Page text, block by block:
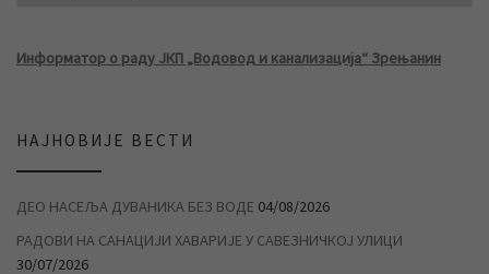
Информатор о раду ЈКП „Водовод и канализација“ Зрењанин
НАЈНОВИЈЕ ВЕСТИ
ДЕО НАСЕЉА ДУВАНИКА БЕЗ ВОДЕ 04/08/2026
РАДОВИ НА САНАЦИЈИ ХАВАРИЈЕ У САВЕЗНИЧКОЈ УЛИЦИ
30/07/2026